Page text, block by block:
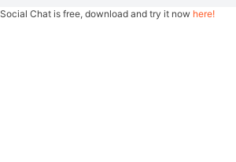
Social Chat is free, download and try it now here!